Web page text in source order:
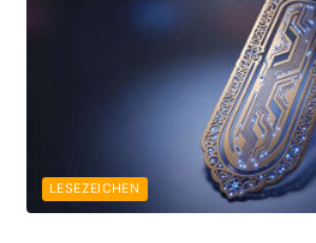
LESEZEICHEN